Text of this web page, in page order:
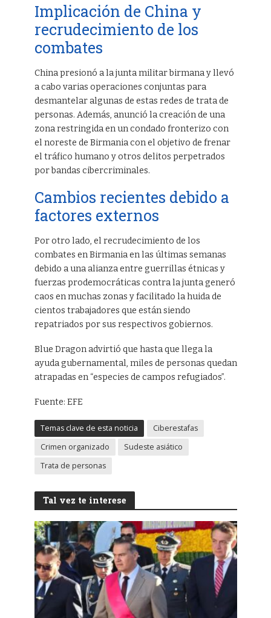
Implicación de China y
recrudecimiento de los
combates
China presionó a la junta militar birmana y llevó
a cabo varias operaciones conjuntas para
desmantelar algunas de estas redes de trata de
personas. Además, anunció la creación de una
zona restringida en un condado fronterizo con
el noreste de Birmania con el objetivo de frenar
el tráfico humano y otros delitos perpetrados
por bandas cibercriminales.
Cambios recientes debido a
factores externos
Por otro lado, el recrudecimiento de los
combates en Birmania en las últimas semanas
debido a una alianza entre guerrillas étnicas y
fuerzas prodemocráticas contra la junta generó
caos en muchas zonas y facilitado la huida de
cientos trabajadores que están siendo
repatriados por sus respectivos gobiernos.
Blue Dragon advirtió que hasta que llega la
ayuda gubernamental, miles de personas quedan
atrapadas en “especies de campos refugiados”.
Fuente: EFE
Temas clave de esta noticia
Ciberestafas
Crimen organizado
Sudeste asiático
Trata de personas
Tal vez te interese